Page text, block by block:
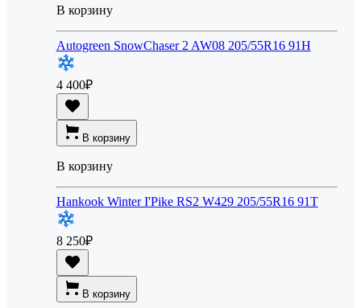
В корзину
Autogreen SnowChaser 2 AW08 205/55R16 91H
4 400₽
В корзину
В корзину
Hankook Winter I'Pike RS2 W429 205/55R16 91T
8 250₽
В корзину